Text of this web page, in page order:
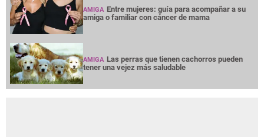
AMIGA Entre mujeres: guía para acompañar a su
amiga o familiar con cáncer de mama
AMIGA Las perras que tienen cachorros pueden
tener una vejez más saludable